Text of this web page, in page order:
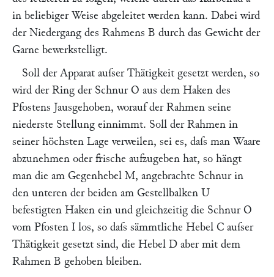
in beliebiger Weise abgeleitet werden kann. Dabei wird
der Niedergang des Rahmens B durch das Gewicht der
Garne bewerkstelligt.
Soll der Apparat auſser Thätigkeit gesetzt werden, so
wird der Ring der Schnur O aus dem Haken des
Pfostens Jausgehoben, worauf der Rahmen seine
niederste Stellung einnimmt. Soll der Rahmen in
seiner höchsten Lage verweilen, sei es, daſs man Waare
abzunehmen oder frische aufzugeben hat, so hängt
man die am Gegenhebel M, angebrachte Schnur in
den unteren der beiden am Gestellbalken U
befestigten Haken ein und gleichzeitig die Schnur O
vom Pfosten I los, so daſs sämmtliche Hebel C auſser
Thätigkeit gesetzt sind, die Hebel D aber mit dem
Rahmen B gehoben bleiben.